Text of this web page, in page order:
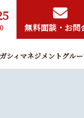
無料面談・お問
シィマネジメントグル